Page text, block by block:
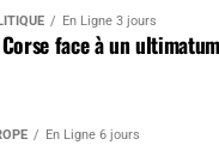
En Ligne 3 jours
face à un
En Ligne 6 jours